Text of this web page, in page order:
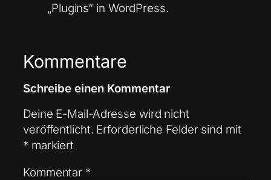
„Plugins“ in WordPress.
Kommentare
Schreibe einen Kommentar
Deine E-Mail-Adresse wird nicht
veröffentlicht. Erforderliche Felder sind mit
* markiert
Kommentar *